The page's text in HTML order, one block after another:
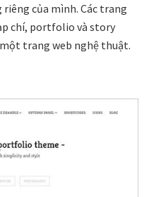
của mình. Các trang
chí, portfolio và story
trang web nghệ thuật.